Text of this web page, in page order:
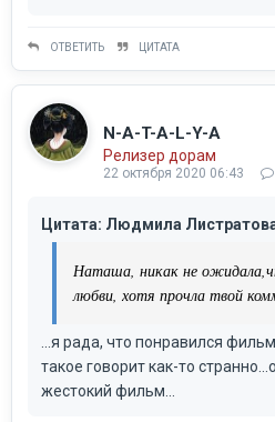
ОТВЕТИТЬ ЦИТАТА
N-A-T-A-L-Y-A
Релизер дорам
22 октября 2020 06:43
Цитата: Людмила
Наташа, никак не
любви, хотя прочла твой
...я рада, что понравился
такое говорит как-то
жестокий фильм...